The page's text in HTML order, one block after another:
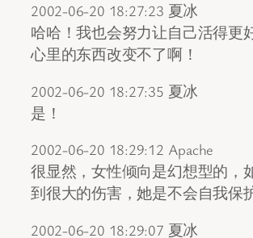
2002-06-20 18:27:23 夏冰
哈哈！我也会努力让自己活得更
心里的东西改变不了啊！
2002-06-20 18:27:35 夏冰
是！
2002-06-20 18:29:12 Apache
很显然，女性倾向是幻想型的，
到很大的伤害，她是不会自我保
2002-06-20 18:29:07 夏冰